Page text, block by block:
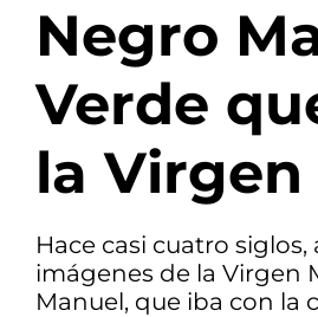
Negro
Verde
la
Hace casi cuatro
imágenes de la Virgen
Manuel, que iba con la